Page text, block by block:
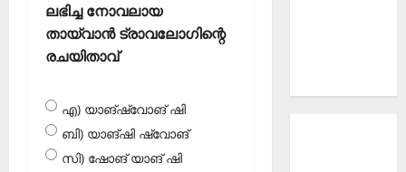
ലഭിച്ച നോവലായ
തായ്വാന്‍ ട്രാവലോഗിന്റെ
രചയിതാവ്
എ) യാങ്‌ഷ്വോങ് ഷി
ബി) യാങ്ഷി ഷ്വോങ്
സി) ഷോങ് യാങ് ഷി